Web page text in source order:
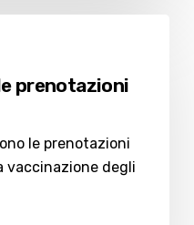
prenotazioni
le prenotazioni
vaccinazione degli